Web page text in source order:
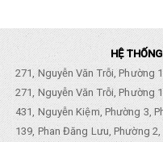
HỆ
271, Nguyễn Văn Trỗi, Phường
271, Nguyễn Văn Trỗi, Phường
431, Nguyễn Kiệm, Phường 3,
139, Phan Đăng Lưu, Phường 2,